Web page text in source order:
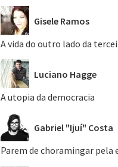
Gisele Ramos
A vida do outro lado da
Luciano Hagge
A utopia da democracia
Gabriel "Ijuí" Costa
Parem de choramingar pela